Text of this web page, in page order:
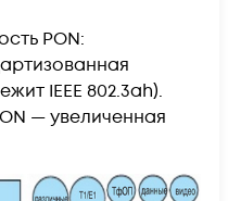
PON:
IEEE 802.3ah).
— увеличенная